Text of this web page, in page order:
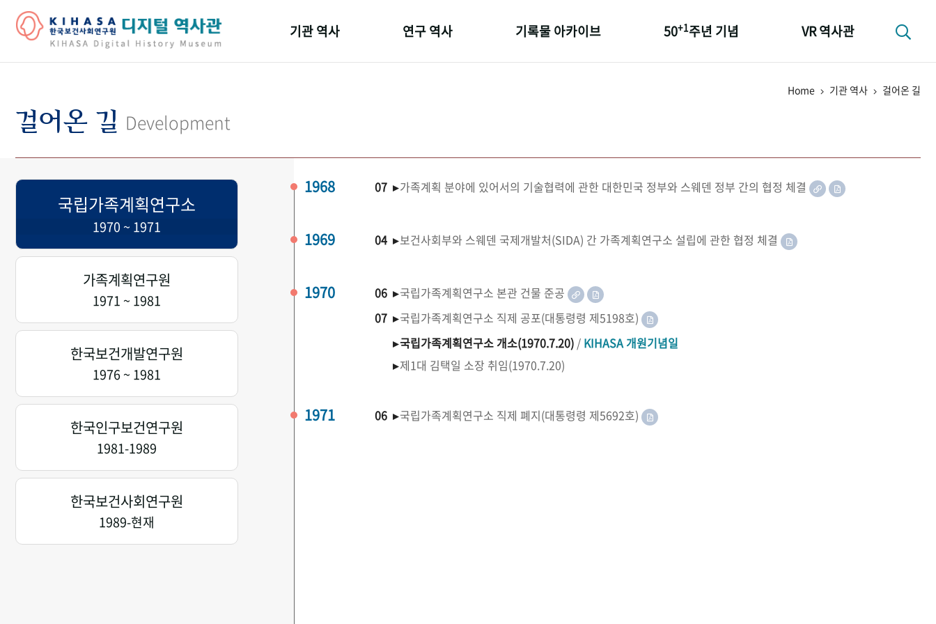
기관 역사 연구 역사 기록물 아카이브 50+1주년 기념 VR 역사관
Home 기관 역사 걸어온 길
걸어온 길 Development
국립가족계획연구소
1970 ~ 1971
가족계획연구원
1971 ~ 1981
한국보건개발연구원
1976 ~ 1981
한국인구보건연구원
1981-1989
한국보건사회연구원
1989-현재
1968 07 ▸가족계획 분야에 있어서의 기술협력에 관한 대한민국 정부와 스웨덴 정부 간의 협정 체결
1969 04 ▸보건사회부와 스웨덴 국제개발처(SIDA) 간 가족계획연구소 설립에 관한 협정 체결
1970 06 ▸국립가족계획연구소 본관 건물 준공
07 ▸국립가족계획연구소 직제 공포(대통령령 제5198호)
▸국립가족계획연구소 개소(1970.7.20) / KIHASA 개원기념일
▸제1대 김택일 소장 취임(1970.7.20)
1971 06 ▸국립가족계획연구소 직제 폐지(대통령령 제5692호)